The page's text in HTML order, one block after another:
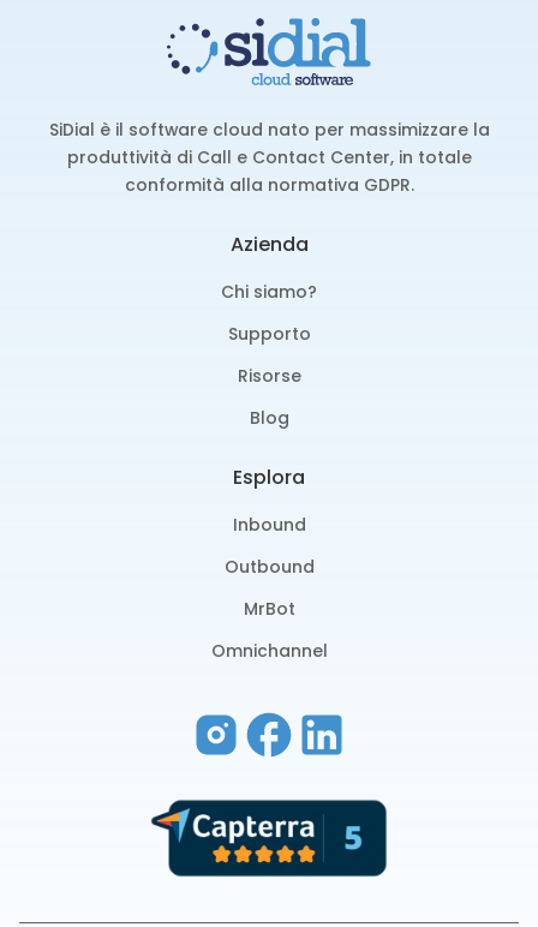
SiDial è il software cloud nato per massimizzare la
produttività di Call e Contact Center, in totale
conformità alla normativa GDPR.
Azienda
Chi siamo?
Supporto
Risorse
Blog
Esplora
Inbound
Outbound
MrBot
Omnichannel